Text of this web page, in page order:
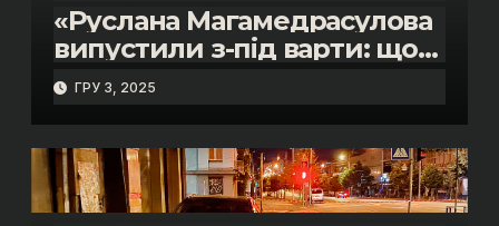
«Руслана Магамедрасулова
випустили з-під варти: що
відбувалось у залі суду»
ГРУ 3, 2025